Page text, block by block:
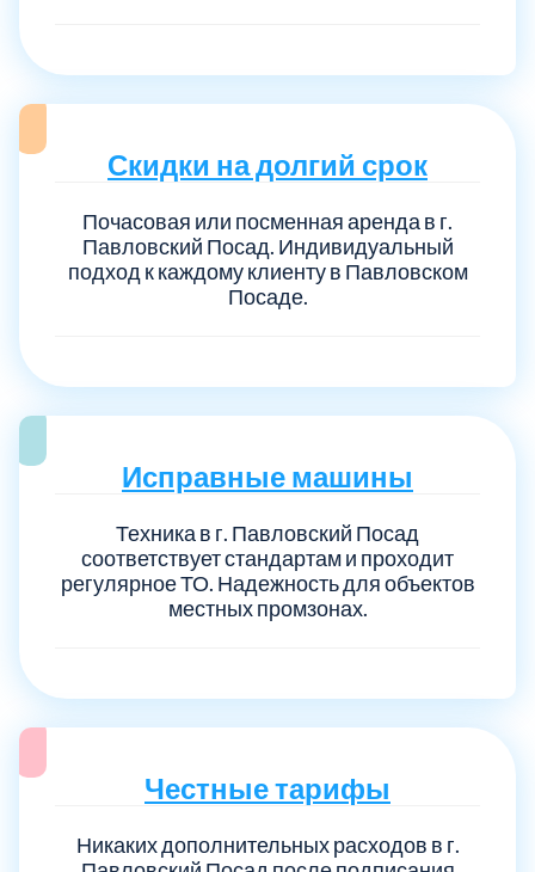
Скидки на долгий срок
Почасовая или посменная аренда в г.
Павловский Посад. Индивидуальный
подход к каждому клиенту в Павловском
Посаде.
Исправные машины
Техника в г. Павловский Посад
соответствует стандартам и проходит
регулярное ТО. Надежность для объектов
местных промзонах.
Честные тарифы
Никаких дополнительных расходов в г.